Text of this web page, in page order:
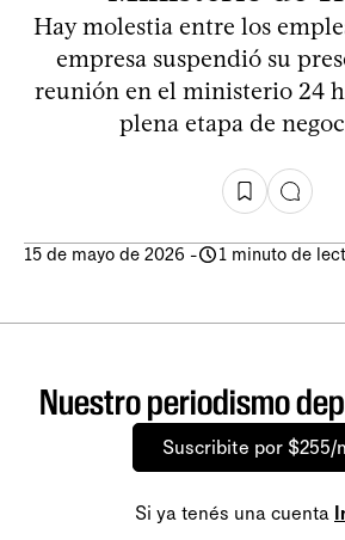
Hay molestia entre los
empresa suspendió su
reunión en el ministerio 24
plena etapa de
15 de mayo de 2026 - 1 minuto de
Nuestro periodismo
Suscribite por $255/
Si ya tenés una cuenta